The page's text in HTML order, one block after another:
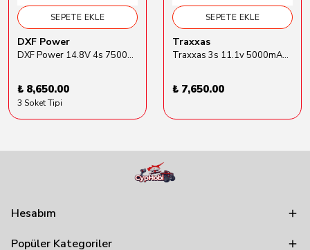
SEPETE EKLE
DXF Power
DXF Power 14.8V 4s 7500mAh 80C Hardcase Lipo Batarya
₺ 8,650.00
3 Soket Tipi
SEPETE EKLE
Traxxas
Traxxas 3s 11.1v 5000mAh Lipo Batarya (TRX 2872X)
₺ 7,650.00
Hesabım
Popüler Kategoriler